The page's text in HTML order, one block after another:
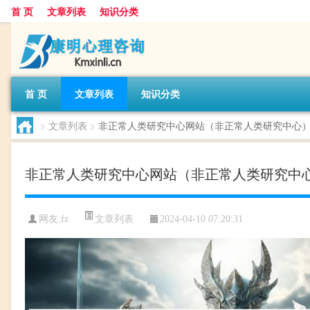
首 页 文章列表 知识分类
首 页 文章列表 知识分类
> 文章列表 > 非正常人类研究中心网站（非正常人类研究中心
非正常人类研究中心网站（非正常人类研究中
网友:fz 文章列表 2024-04-10 07:20:31